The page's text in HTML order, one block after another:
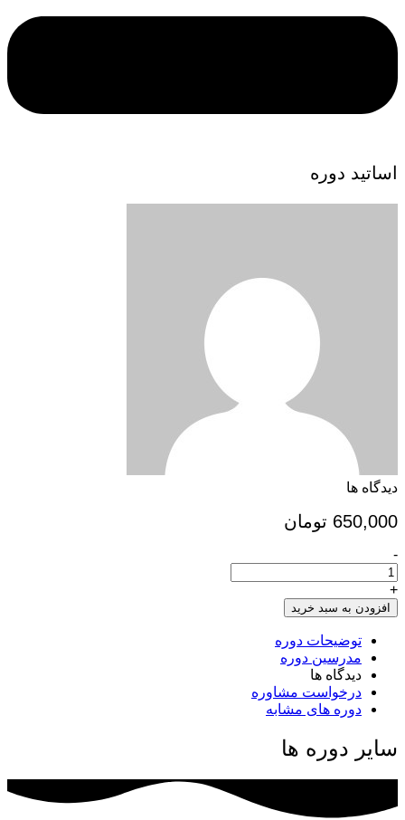
اساتید دوره
دیدگاه ها
650,000 تومان
ثبت
نام
نقدی
خانه
کودک
ایمن
14010302
تعداد
-
+
افزودن به سبد خرید
توضیحات دوره
مدرسین دوره
دیدگاه ها
درخواست مشاوره
دوره های مشابه
سایر دوره ها